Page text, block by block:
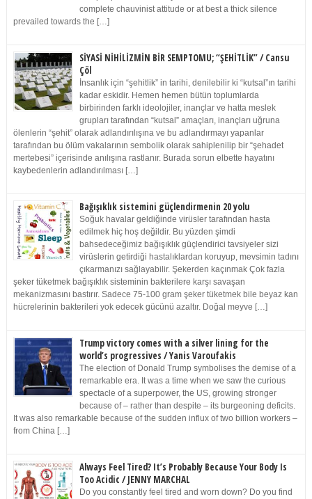
complete chauvinist attitude or at best a thick silence
prevailed towards the […]
SİYASİ NİHİLİZMİN BİR SEMPTOMU; “ŞEHİTLİK” / Cansu
Çöl
İnsanlık için “şehitlik” in tarihi, denilebilir ki “kutsal”ın tarihi
kadar eskidir. Hemen hemen bütün toplumlarda
birbirinden farklı ideolojiler, inançlar ve hatta meslek
grupları tarafından “kutsal” amaçları, inançları uğruna
ölenlerin “şehit” olarak adlandırılışına ve bu adlandırmayı yapanlar
tarafından bu ölüm vakalarının sembolik olarak sahiplenilip bir “şehadet
mertebesi” içerisinde anılışına rastlanır. Burada sorun elbette hayatını
kaybedenlerin adlandırılması […]
Bağışıklık sistemini güçlendirmenin 20 yolu
Soğuk havalar geldiğinde virüsler tarafından hasta
edilmek hiç hoş değildir. Bu yüzden şimdi
bahsedeceğimiz bağışıklık güçlendirici tavsiyeler sizi
virüslerin getirdiği hastalıklardan koruyup, mevsimin tadını
çıkarmanızı sağlayabilir. Şekerden kaçınmak Çok fazla
şeker tüketmek bağışıklık sisteminin bakterilere karşı savaşan
mekanizmasını bastırır. Sadece 75-100 gram şeker tüketmek bile beyaz kan
hücrelerinin bakterileri yok edecek gücünü azaltır. Doğal meyve […]
Trump victory comes with a silver lining for the
world’s progressives / Yanis Varoufakis
The election of Donald Trump symbolises the demise of a
remarkable era. It was a time when we saw the curious
spectacle of a superpower, the US, growing stronger
because of – rather than despite – its burgeoning deficits.
It was also remarkable because of the sudden influx of two billion workers –
from China […]
Always Feel Tired? It’s Probably Because Your Body Is
Too Acidic / JENNY MARCHAL
Do you constantly feel tired and worn down? Do you find